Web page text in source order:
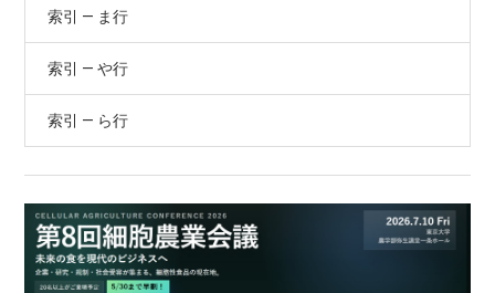
索引 — ま行
索引 — や行
索引 — ら行